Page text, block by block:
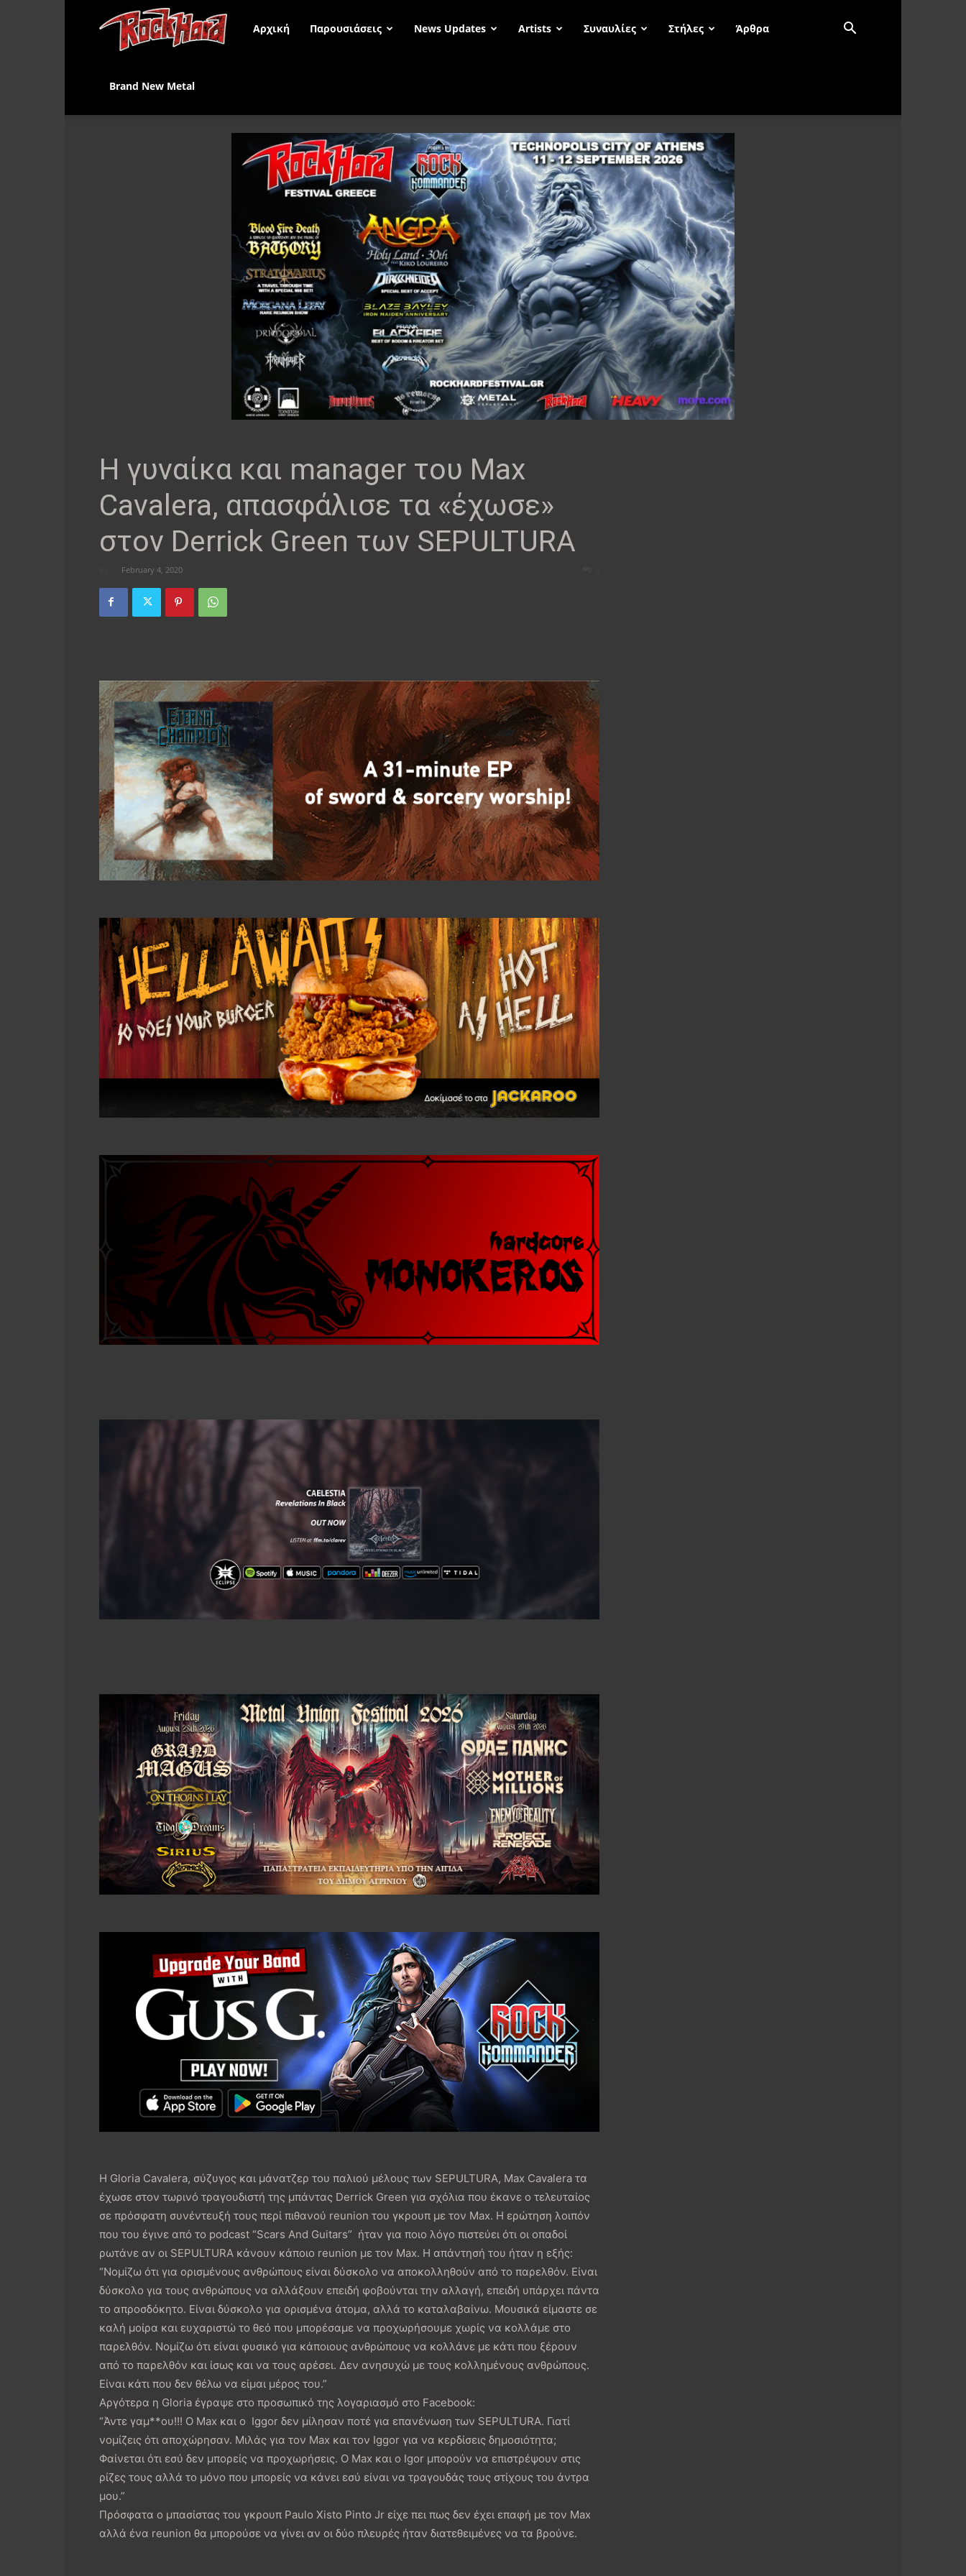
Rock
Greece
Αρχική Παρουσιάσεις News Updates Artists Συναυλίες Στήλες Άρθρα
Brand New Metal
Η γυναίκα και manager του Max
Cavalera, απασφάλισε τα «έχωσε»
στον Derrick Green των SEPULTURA
February 4, 2020
H Gloria Cavalera, σύζυγος και μάνατζερ του παλιού μέλους των SEPULTURA, Max Cavalera τα
έχωσε στον τωρινό τραγουδιστή της μπάντας Derrick Green για σχόλια που έκανε ο τελευταίος
σε πρόσφατη συνέντευξή τους περί πιθανού reunion του γκρουπ με τον Max. Η ερώτηση λοιπόν
που του έγινε από το podcast “Scars And Guitars” ήταν για ποιο λόγο πιστεύει ότι οι οπαδοί
ρωτάνε αν οι SEPULTURA κάνουν κάποιο reunion με τον Max. Η απάντησή του ήταν η εξής:
“Νομίζω ότι για ορισμένους ανθρώπους είναι δύσκολο να αποκολληθούν από το παρελθόν. Είναι
δύσκολο για τους ανθρώπους να αλλάξουν επειδή φοβούνται την αλλαγή, επειδή υπάρχει πάντα
το απροσδόκητο. Είναι δύσκολο για ορισμένα άτομα, αλλά το καταλαβαίνω. Μουσικά είμαστε σε
καλή μοίρα και ευχαριστώ το θεό που μπορέσαμε να προχωρήσουμε χωρίς να κολλάμε στο
παρελθόν. Νομίζω ότι είναι φυσικό για κάποιους ανθρώπους να κολλάνε με κάτι που ξέρουν
από το παρελθόν και ίσως και να τους αρέσει. Δεν ανησυχώ με τους κολλημένους ανθρώπους.
Είναι κάτι που δεν θέλω να είμαι μέρος του.”
Αργότερα η Gloria έγραψε στο προσωπικό της λογαριασμό στο Facebook:
“Άντε γαμ**ου!!! Ο Max και ο Iggor δεν μίλησαν ποτέ για επανένωση των SEPULTURA. Γιατί
νομίζεις ότι αποχώρησαν. Μιλάς για τον Max και τον Iggor για να κερδίσεις δημοσιότητα;
Φαίνεται ότι εσύ δεν μπορείς να προχωρήσεις. Ο Max και ο Igor μπορούν να επιστρέψουν στις
ρίζες τους αλλά το μόνο που μπορείς να κάνει εσύ είναι να τραγουδάς τους στίχους του άντρα
μου.”
Πρόσφατα ο μπασίστας του γκρουπ Paulo Xisto Pinto Jr είχε πει πως δεν έχει επαφή με τον Max
αλλά ένα reunion θα μπορούσε να γίνει αν οι δύο πλευρές ήταν διατεθειμένες να τα βρούνε.